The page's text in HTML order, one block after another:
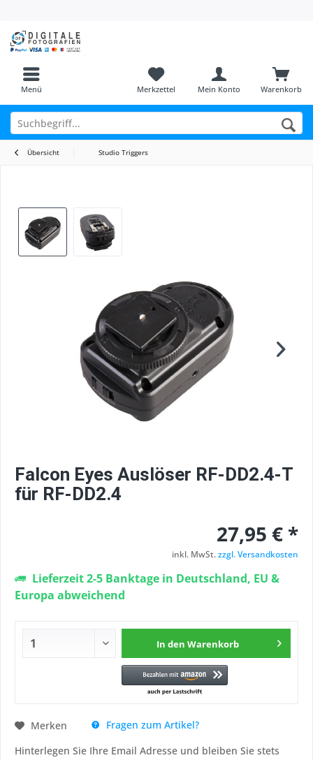
Menü Warenkorb
Merkzettel Mein Konto
Übersicht Studio Triggers
Falcon Eyes Auslöser RF-DD2.4-T
für RF-DD2.4
27,95 € *
inkl. MwSt.zzgl. Versandkosten
Lieferzeit 2-5 Banktage in Deutschland, EU &
Europa abweichend
In den Warenkorb
Merken
Fragen zum Artikel?
Hinterlegen Sie Ihre Email Adresse und bleiben Sie stets